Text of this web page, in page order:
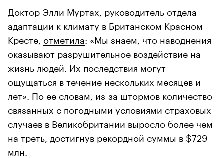
Доктор Элли Муртах, руководитель отдела
адаптации к климату в Британском Красном
Кресте, отметила: «Мы знаем, что наводнения
оказывают разрушительное воздействие на
жизнь людей. Их последствия могут
ощущаться в течение нескольких месяцев и
лет». По ее словам, из-за штормов количество
связанных с погодными условиями страховых
случаев в Великобритании выросло более чем
на треть, достигнув рекордной суммы в $729
млн.